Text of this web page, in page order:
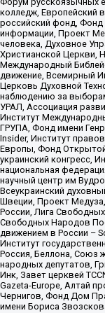
колледж, Европейский
российский фонд,
информации, Проект
человека, Духовное
Христианской Церкви,
Международный
движение, Всемирный
Церковь Духовной
наблюдению за
УРАЛ, Ассоциация
Институт
ГРУПА, Фонд имени
Insider, Институт
Европы, Фонд Открытой
украинский конгресс,
национальная
научный центр им
Всеукраинский
Швеции, Проект
России, Лига
Свободных Народов
движением в России –
Институт
Россия, Беллона, Союз
народных депутатов,
Инк, Завет церквей
Gazeta-Europe, Алтай
Чернигов, Фонд Дом
имени Бориса